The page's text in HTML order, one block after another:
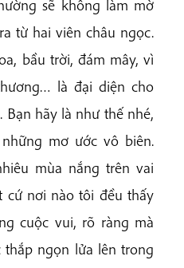
sẽ không làm mờ
từ hai viên châu ngọc.
bầu trời, đám mây, vì
là đại diện cho
hãy là như thế nhé,
mơ ước vô biên.
mùa nắng trên vai
cứ nơi nào tôi đều thấy
cuộc vui, rõ ràng mà
ngọn lửa lên trong